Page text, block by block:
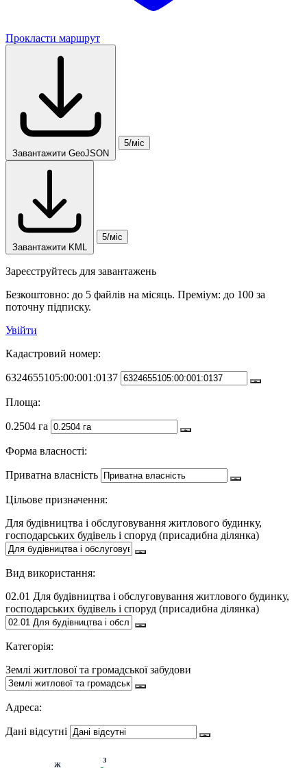
Прокласти маршрут
Завантажити GeoJSON
5/міс
Завантажити KML
5/міс
Зареєструйтесь для завантажень
Безкоштовно: до 5 файлів на місяць. Преміум: до 100 за
поточну підписку.
Увійти
Кадастровий номер:
6324655105:00:001:0137
Площа:
0.2504 га
Форма власності:
Приватна власність
Цільове призначення:
Для будівництва і обслуговування житлового будинку,
господарських будівель і споруд (присадибна ділянка)
Вид використання:
02.01 Для будівництва і обслуговування житлового будинку,
господарських будівель і споруд (присадибна ділянка)
Категорія:
Землі житлової та громадської забудови
Адреса:
Дані відсутні
Ж
З